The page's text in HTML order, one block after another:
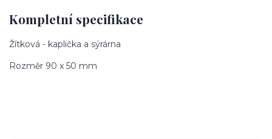
Kompletní specifikace
Žítková - kaplička a sýrárna
Rozměr 90 x 50 mm